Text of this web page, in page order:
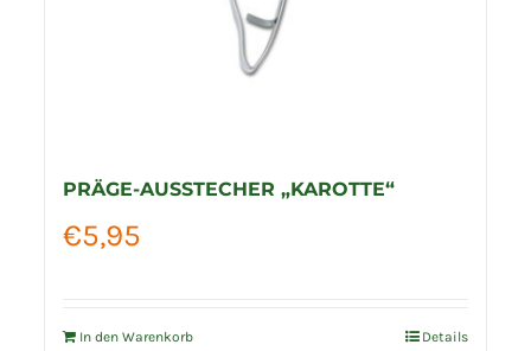
PRÄGE-AUSSTECHER „KAROTTE“
€5,95
In den Warenkorb Details